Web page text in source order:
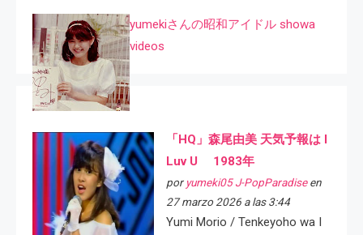
yumekiさんの昭和アイドル showa
videos
「HQ」森尾由美 天気予報は I
Luv U 1983年
por yumeki05 J-PopParadiseen
27 marzo 2026 a las 3:44
Yumi Morio / Tenkeyoho wa I